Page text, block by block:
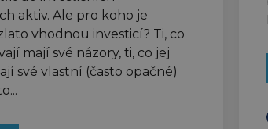
aktiv. Ale pro koho je
vhodnou investicí? Ti, co
mají své názory, ti, co jej
své vlastní (často opačné)